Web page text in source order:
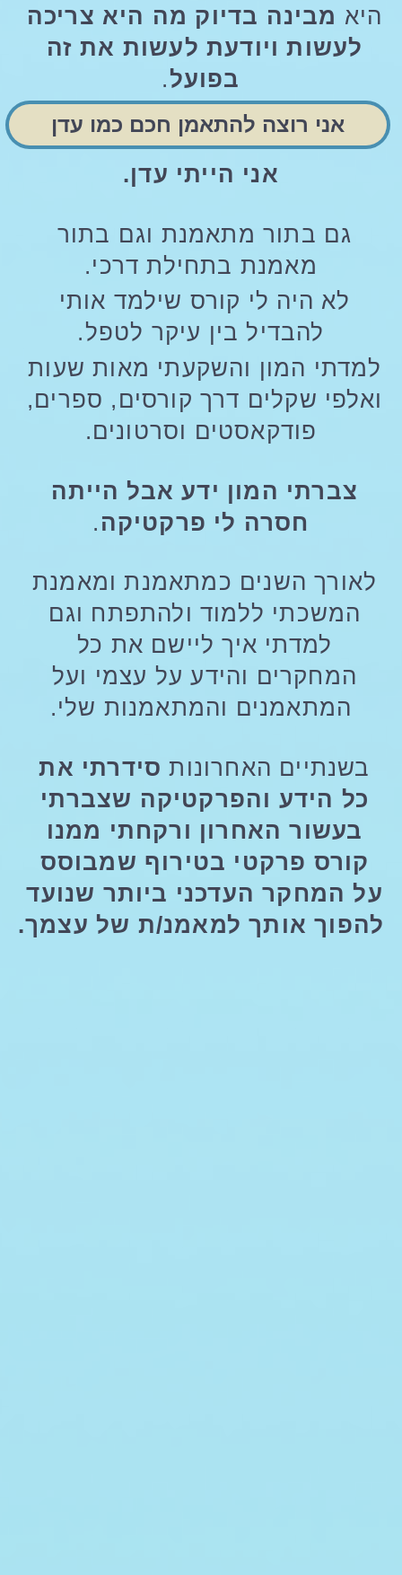
היא מבינה בדיוק מה היא צריכה
לעשות ויודעת לעשות את זה
בפועל.
אני רוצה להתאמן חכם כמו עדן
אני הייתי עדן.
גם בתור מתאמנת וגם בתור
מאמנת בתחילת דרכי.
לא היה לי קורס שילמד אותי
להבדיל בין עיקר לטפל.
למדתי המון והשקעתי מאות שעות
ואלפי שקלים דרך קורסים, ספרים,
פודקאסטים וסרטונים.
צברתי המון ידע אבל הייתה
חסרה לי פרקטיקה .
לאורך השנים כמתאמנת ומאמנת
המשכתי ללמוד ולהתפתח וגם
למדתי איך ליישם את כל
המחקרים והידע על עצמי ועל
המתאמנים והמתאמנות שלי.
בשנתיים האחרונות סידרתי את
כל הידע והפרקטיקה שצברתי
בעשור האחרון ורקחתי ממנו
קורס פרקטי בטירוף שמבוסס
על המחקר העדכני ביותר שנועד
להפוך אותך למאמנ/ת של עצמך.